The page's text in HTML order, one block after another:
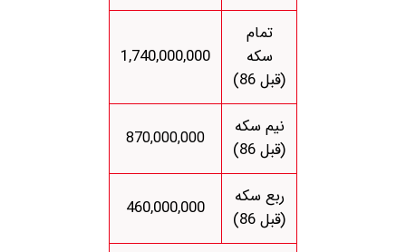
تمام
سکه
(قبل 86)
1,740,000,000
نیم سکه
(قبل 86)
870,000,000
ربع سکه
(قبل 86)
460,000,000